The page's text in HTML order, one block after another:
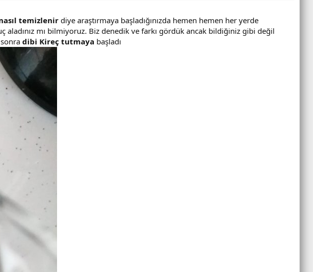
temizlenirdiye araştırmaya başladığınızda hemen hemen her yerde
mı bilmiyoruz. Biz denedik ve farkı gördük ancak bildiğiniz gibi değil
dibi Kireç tutmaya başladı